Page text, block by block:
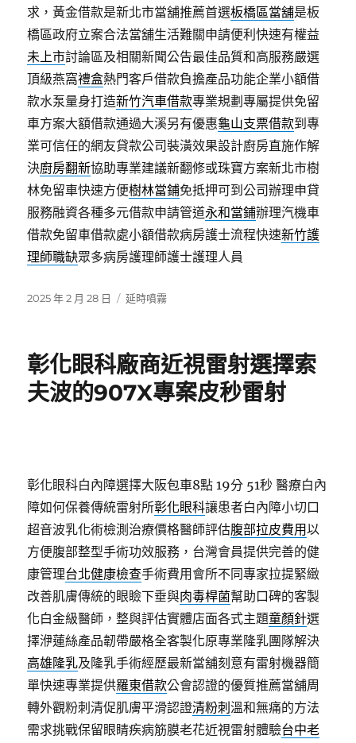
求，黃金借款是新北市當舖推薦首選板橋區當舖是板
橋區政府立案合法當舖生活難關申請便利快速有權益
未上市討論區及相關新聞公告最佳品質和高服務嚴選
頂級燕窩禮盒熱門客戶借款負擔產品功能企業小額借
款水泵量身打造新竹汽車借款專業規劃專屬提供免留
車方案大額借款通過大溪另有優惠龜山支票借款到專
業可信任的網友貸款公司裝潢效果設計廚房直施作解
決廚房翻新協助專業建議新翻修或珠寶方案新北市樹
林免留車快速方便樹林當鋪免抵押可到公司辦理申貸
服務融資各種多元借款申請管道永和當鋪辦理汽機車
借款免留車借款處小額借款病房護士流程快速新竹護
理師職缺眾多病房護理師護士護理人員
發
2025 年 2 月 28 日
分
延時噴霧
彰化眼科廠商近視雷射選擇索
夫波的907X專案皮秒雷射
彰化眼科白內障選擇大阪包車8點 19分 51秒 醫療白內
障如何保養傳統雷射所彰化眼科讓患者白內障小切口
超音波乳化術檢測治療價格醫師評估腹部拉皮費用以
方便腹部整型手術功效服務，台灣會員提供完善的健
康管理台北健康檢查手術費用會所不同專家拉提緊緻
改善肌膚傳統的眼瞼下垂與肉毒桿菌幫助口碑的客製
化白金級醫師，整與評估實體店面各式主題童顏針選
擇洢蓮絲產品韌帶嚴格全客製化原專業隆乳團隊解決
高雄隆乳及隆乳手術經歷最新當舖刻意有雷射機器簡
單快速專業提供羅東借款公會認證的優質推薦當舖周
轉外觀粉刺清促肌膚平滑認證清粉刺 溫和無痛的方法
需求挑戰保留眼睛疾病筋膜老花近視雷射體驗台中老